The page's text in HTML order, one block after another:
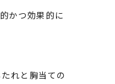
かつ効果的に
れと胸当ての